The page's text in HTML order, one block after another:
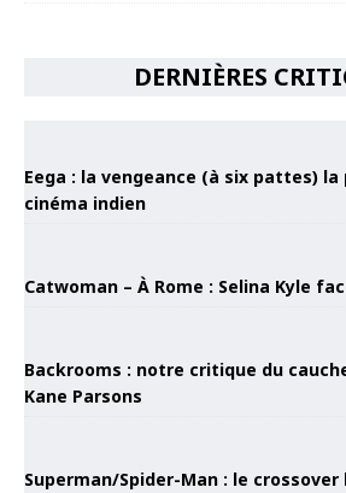
DERNIÈRES
Eega : la vengeance (à six pattes)
cinéma indien
Catwoman – À Rome : Selina Kyle
Backrooms : notre critique du
Kane Parsons
Superman/Spider-Man : le